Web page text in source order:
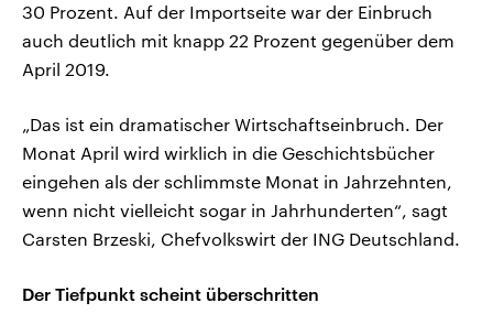
30 Prozent. Auf der Importseite war der Einbruch
auch deutlich mit knapp 22 Prozent gegenüber dem
April 2019.
„Das ist ein dramatischer Wirtschaftseinbruch. Der
Monat April wird wirklich in die Geschichtsbücher
eingehen als der schlimmste Monat in Jahrzehnten,
wenn nicht vielleicht sogar in Jahrhunderten“, sagt
Carsten Brzeski, Chefvolkswirt der ING Deutschland.
Der Tiefpunkt scheint überschritten